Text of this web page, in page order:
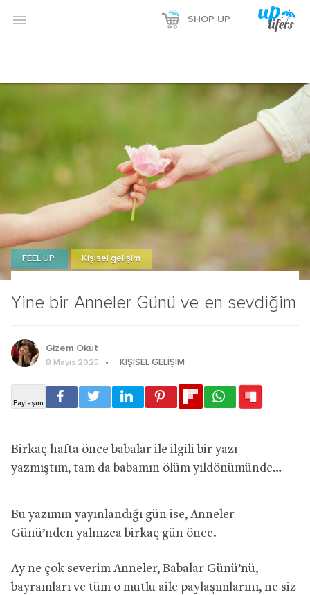
 SHOP UP
Yine bir Anneler Günü ve en sevdiğim
FEEL UP Kişisel gelişim
Gizem Okut
8 Mayıs 2025 KIŞISEL GELIŞIM
Birkaç hafta önce babalar ile ilgili bir yazı
yazmıştım, tam da babamın ölüm yıldönümünde…
Bu yazımın yayınlandığı gün ise, Anneler
Günü’nden yalnızca birkaç gün önce.
Ay ne çok severim Anneler, Babalar Günü’nü,
bayramları ve tüm o mutlu aile paylaşımlarını, ne siz